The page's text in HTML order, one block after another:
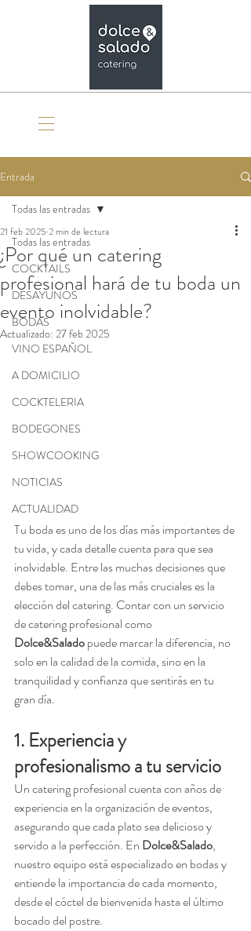
Entrada
Todas las entradas
COCKTAILS
DESAYUNOS
BODAS
VINO ESPAÑOL
A DOMICILIO
COCKTELERIA
BODEGONES
SHOWCOOKING
NOTICIAS
ACTUALIDAD
Todas las entradas
¿Por qué un catering
profesional hará de tu boda un
evento inolvidable?
21 feb 2025 2 min de lectura
Actualizado: 27 feb 2025
Tu boda es uno de los días más importantes de
tu vida, y cada detalle cuenta para que sea
inolvidable. Entre las muchas decisiones que
debes tomar, una de las más cruciales es la
elección del catering. Contar con un servicio
de catering profesional como
Dolce&Salado puede marcar la diferencia, no
solo en la calidad de la comida, sino en la
tranquilidad y confianza que sentirás en tu
gran día.
1. Experiencia y
profesionalismo a tu servicio
Un catering profesional cuenta con años de
experiencia en la organización de eventos,
asegurando que cada plato sea delicioso y
servido a la perfección. En Dolce&Salado,
nuestro equipo está especializado en bodas y
entiende la importancia de cada momento,
desde el cóctel de bienvenida hasta el último
bocado del postre.